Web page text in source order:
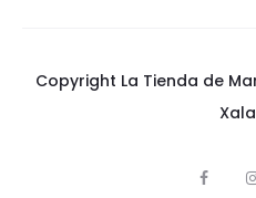
Copyright La Tienda de